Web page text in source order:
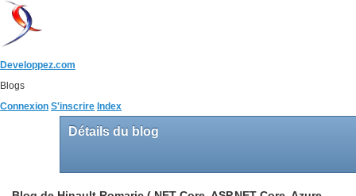
Developpez.com
Blogs
Connexion S'inscrire Index
Détails du blog